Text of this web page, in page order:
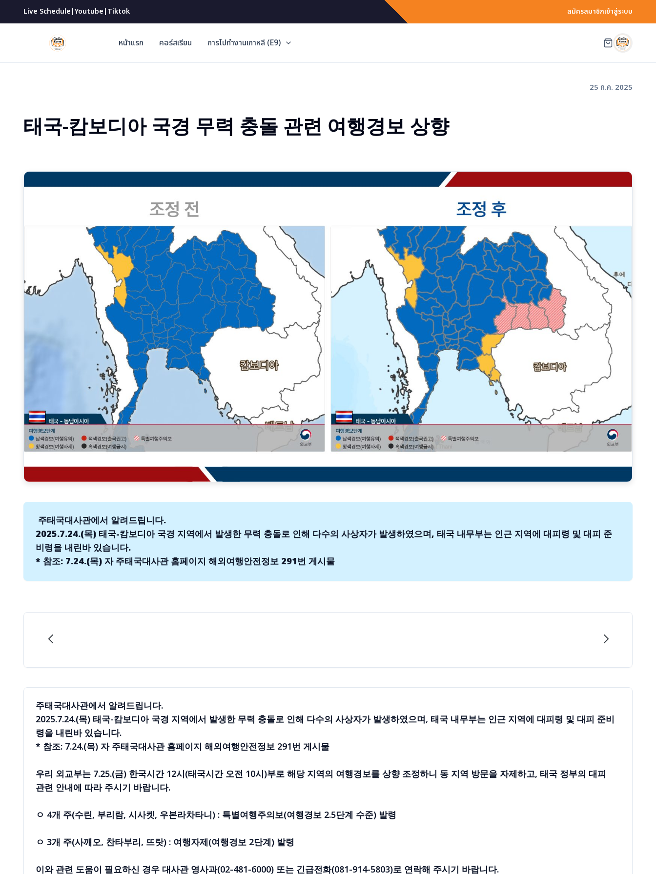
Live Schedule|Youtube|Tiktok สมัครสมาชิกเข้าสู่ระบบ
หน้าแรก คอร์สเรียน การไปทำงานเกาหลี (E9)
25 ก.ค. 2025
태국-캄보디아 국경 무력 충돌 관련 여행경보 상향
주태국대사관에서 알려드립니다.
2025.7.24.(목) 태국-캄보디아 국경 지역에서 발생한 무력 충돌로 인해 다수의 사상자가 발생하였으며, 태국 내무부는 인근 지역에 대피령 및 대피 준
비령을 내린바 있습니다.
* 참조: 7.24.(목) 자 주태국대사관 홈페이지 해외여행안전정보 291번 게시물
주태국대사관에서 알려드립니다.
2025.7.24.(목) 태국-캄보디아 국경 지역에서 발생한 무력 충돌로 인해 다수의 사상자가 발생하였으며, 태국 내무부는 인근 지역에 대피령 및 대피 준비
령을 내린바 있습니다.
* 참조: 7.24.(목) 자 주태국대사관 홈페이지 해외여행안전정보 291번 게시물
우리 외교부는 7.25.(금) 한국시간 12시(태국시간 오전 10시)부로 해당 지역의 여행경보를 상향 조정하니 동 지역 방문을 자제하고, 태국 정부의 대피
관련 안내에 따라 주시기 바랍니다.
ㅇ 4개 주(수린, 부리람, 시사켓, 우본라차타니) : 특별여행주의보(여행경보 2.5단계 수준) 발령
ㅇ 3개 주(사깨오, 찬타부리, 뜨랏) : 여행자제(여행경보 2단계) 발령
이와 관련 도움이 필요하신 경우 대사관 영사과(02-481-6000) 또는 긴급전화(081-914-5803)로 연락해 주시기 바랍니다.